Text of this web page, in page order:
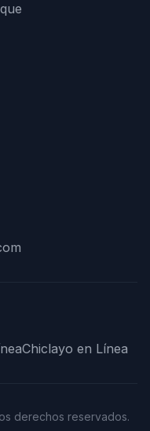
Chiclayo en Línea
derechos reservados.